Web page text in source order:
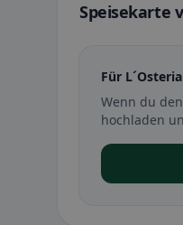
Speisekarte
Für
Wenn du
hochladen